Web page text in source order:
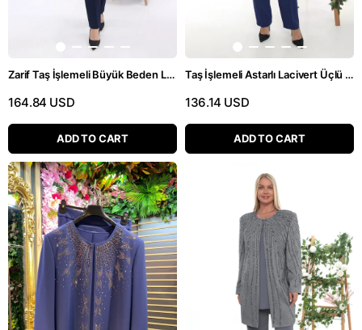
Zarif Taş İşlemeli Büyük Beden Lacivert Üçlü Pantolonlu Takım
164.84 USD
ADD TO CART
Taş İşlemeli Astarlı Lacivert Üçlü Pantolonlu Takım
136.14 USD
ADD TO CART